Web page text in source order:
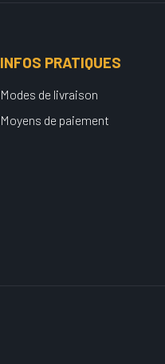
INFOS PRATIQUES
Modes de livraison
Moyens de paiement